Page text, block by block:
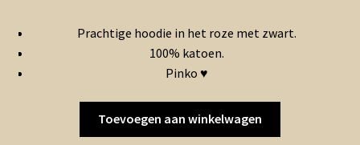
was:
€15.00.
is:
€9.00.
Prachtige hoodie in het roze met zwart.
100% katoen.
Pinko ♥
Toevoegen aan winkelwagen